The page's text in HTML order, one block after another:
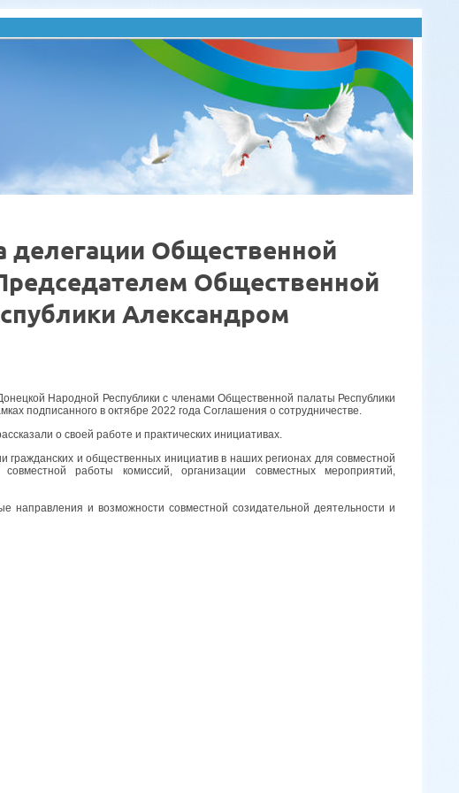
делегации Общественной
Общественной
Александром
Народной Республики с членами Общественной палаты Республики
подписанного в октябре 2022 года Соглашения о сотрудничестве.
о своей работе и практических инициативах.
и общественных инициатив в наших регионах для совместной
работы комиссий, организации совместных мероприятий,
и возможности совместной созидательной деятельности и